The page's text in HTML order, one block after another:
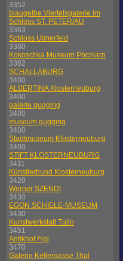
3352
blaugelbe Viertelsgalerie im
Schloss ST. PETER/AU
3363
Schloss Ulmerfeld
3380
Kokoschka Museum Pöchlarn
3382
SCHALLABURG
3400
ALBERTINA Klosterneuburg
3400
galerie gugging
3400
museum gugging
3400
Stadtmuseum Klosterneuburg
3400
STIFT KLOSTERNEUBURG
3411
Künstlerbund Klosterneuburg
3420
Werner SZENDI
3430
EGON SCHIELE-MUSEUM
3430
Kunstwerkstatt Tulln
3451
Antikhof Figl
3470
Galerie Kellergasse Thal